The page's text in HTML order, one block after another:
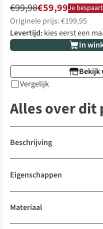
€99,98€59,99Je
Originele prijs: €199,95
Levertijd:kies eerst een
In
Bekijk
Vergelijk
Alles over dit
Beschrijving
Eigenschappen
Materiaal